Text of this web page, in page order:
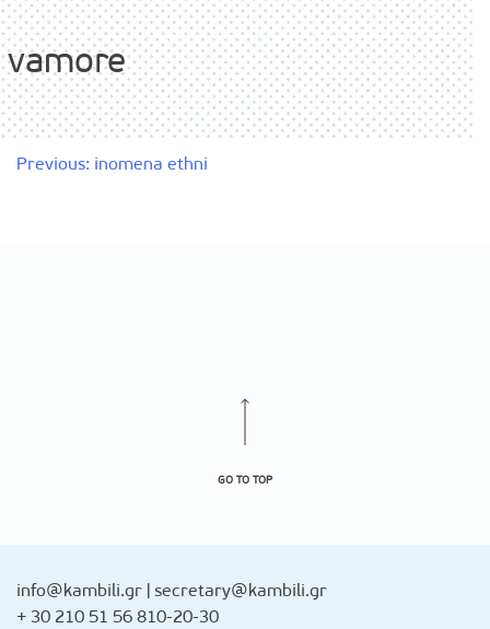
vamore
Πλοήγηση
Previous: inomena ethni
GO TO TOP
info@kambili.gr secretary@kambili.gr
+ 30 210 51 56 810-20-30